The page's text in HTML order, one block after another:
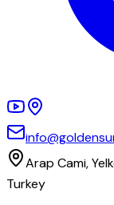
Arap Cami,
Turkey